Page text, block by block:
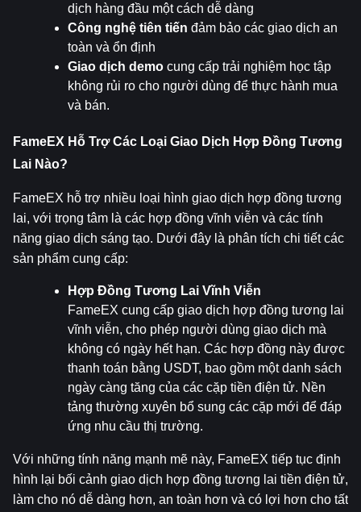
dịch hàng đầu một cách dễ dàng
Công nghệ tiên tiến đảm bảo các giao dịch an
toàn và ổn định
Giao dịch demo cung cấp trải nghiệm học tập
không rủi ro cho người dùng để thực hành mua
và bán.
FameEX Hỗ Trợ Các Loại Giao Dịch Hợp Đồng Tương
Lai Nào?
FameEX hỗ trợ nhiều loại hình giao dịch hợp đồng tương
lai, với trọng tâm là các hợp đồng vĩnh viễn và các tính
năng giao dịch sáng tạo. Dưới đây là phân tích chi tiết các
sản phẩm cung cấp:
Hợp Đồng Tương Lai Vĩnh Viễn
FameEX cung cấp giao dịch hợp đồng tương lai
vĩnh viễn, cho phép người dùng giao dịch mà
không có ngày hết hạn. Các hợp đồng này được
thanh toán bằng USDT, bao gồm một danh sách
ngày càng tăng của các cặp tiền điện tử. Nền
tảng thường xuyên bổ sung các cặp mới để đáp
ứng nhu cầu thị trường.
Với những tính năng mạnh mẽ này, FameEX tiếp tục định
hình lại bối cảnh giao dịch hợp đồng tương lai tiền điện tử,
làm cho nó dễ dàng hơn, an toàn hơn và có lợi hơn cho tất